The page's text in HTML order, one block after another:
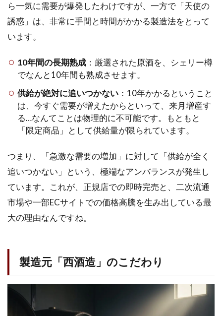
ら一気に需要が爆発したわけですが、一方で「天使の
誘惑」は、非常に手間と時間がかかる製造法をとって
います。
10年間の長期熟成 ：厳選された原酒を、シェリー樽
でなんと10年間も熟成させます。
供給が絶対に追いつかない ：10年かかるということ
は、今すぐ需要が増えたからといって、来月増産す
る…なんてことは物理的に不可能です。もともと
「限定商品」として供給量が限られています。
つまり、「急激な需要の増加」に対して「供給が全く
追いつかない」という、極端なアンバランスが発生し
ています。これが、正規店での即時完売と、二次流通
市場や一部ECサイトでの価格高騰を生み出している最
大の理由なんですね。
製造元「西酒造」のこだわり